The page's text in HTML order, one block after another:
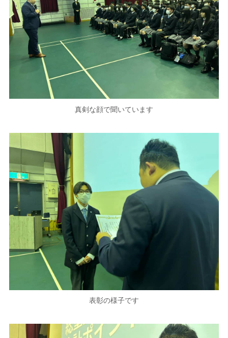
真剣な顔で聞いています
表彰の様子です